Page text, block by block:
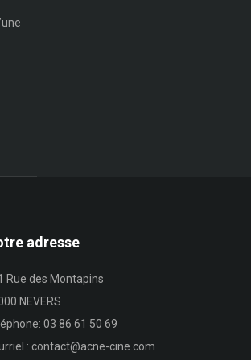
adresse
Rue des Montapins
NEVERS
03 86 61 50 69
: contact@acne-cine.com